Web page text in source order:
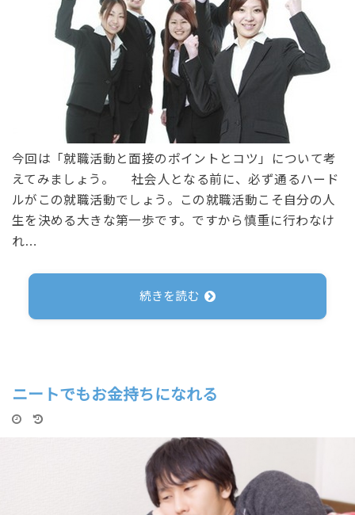
今回は「就職活動と面接のポイントとコツ」について考
えてみましょう。 社会人となる前に、必ず通るハード
ルがこの就職活動でしょう。この就職活動こそ自分の人
生を決める大きな第一歩です。ですから慎重に行わなけ
れ…
続きを読む
ニートでもお金持ちになれる